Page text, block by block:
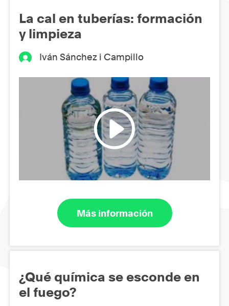
La cal en tuberías: formación
y limpieza
Iván Sánchez i Campillo
Más información
¿Qué química se esconde en
el fuego?